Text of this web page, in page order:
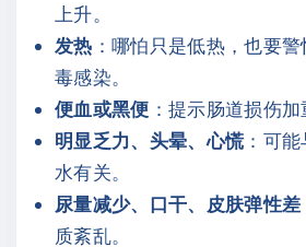
上升。
发热 ：哪怕只是低热，也要
毒感染。
便血或黑便 ：提示肠道损伤加
明显乏力、头晕、心慌：可能
水有关。
尿量减少、口干、皮肤弹性差
质紊乱。